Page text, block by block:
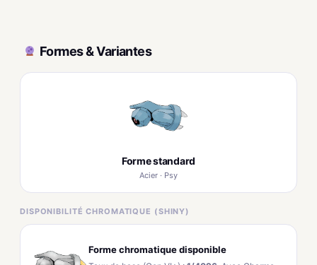
Formes & Variantes
Forme standard
Acier · Psy
DISPONIBILITÉ CHROMATIQUE (SHINY)
Forme chromatique disponible